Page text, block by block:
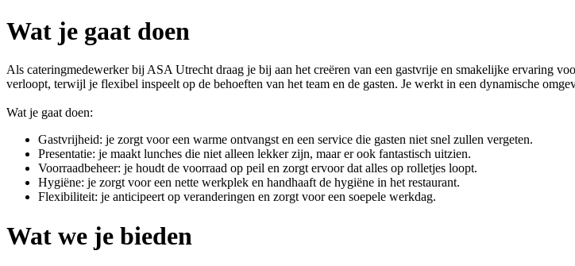
Wat je gaat doen
Als cateringmedewerker bij ASA Utrecht draag je bij aan het creëren van een gastvrije en smakelijke ervaring
verloopt, terwijl je flexibel inspeelt op de behoeften van het team en de gasten. Je werkt in een dynamische
Wat je gaat doen:
Gastvrijheid: je zorgt voor een warme ontvangst en een service die gasten niet snel zullen vergeten.
Presentatie: je maakt lunches die niet alleen lekker zijn, maar er ook fantastisch uitzien.
Voorraadbeheer: je houdt de voorraad op peil en zorgt ervoor dat alles op rolletjes loopt.
Hygiëne: je zorgt voor een nette werkplek en handhaaft de hygiëne in het restaurant.
Flexibiliteit: je anticipeert op veranderingen en zorgt voor een soepele werkdag.
Wat we je bieden